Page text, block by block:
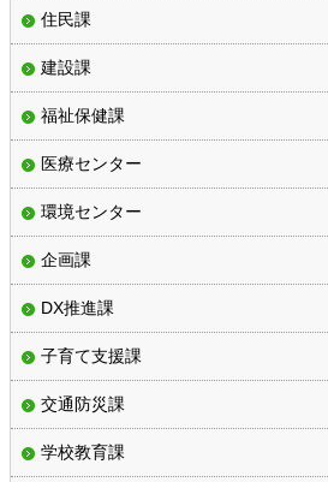
住民課
建設課
福祉保健課
医療センター
環境センター
企画課
DX推進課
子育て支援課
交通防災課
学校教育課